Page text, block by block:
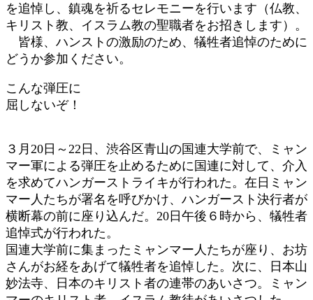
を追悼し、鎮魂を祈るセレモニーを行います（仏教、
キリスト教、イスラム教の聖職者をお招きします）。
皆様、ハンストの激励のため、犠牲者追悼のために
どうか参加ください。
こんな弾圧に
屈しないぞ！
３月20日～22日、渋谷区青山の国連大学前で、ミャン
マー軍による弾圧を止めるために国連に対して、介入
を求めてハンガーストライキが行われた。在日ミャン
マー人たちが署名を呼びかけ、ハンガースト決行者が
横断幕の前に座り込んだ。20日午後６時から、犠牲者
追悼式が行われた。
国連大学前に集まったミャンマー人たちが座り、お坊
さんがお経をあげて犠牲者を追悼した。次に、日本山
妙法寺、日本のキリスト者の連帯のあいさつ。ミャン